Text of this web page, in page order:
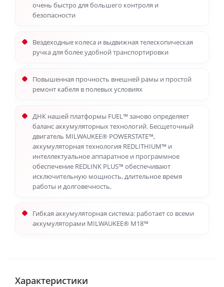
очень быстро для большего контроля и
безопасности
Вездеходные колеса и выдвижная телескопическая
ручка для более удобной транспортировки
Повышенная прочность внешней рамы и простой
ремонт кабеля в полевых условиях
ДНК нашей платформы FUEL™ заново определяет
баланс аккумуляторных технологий. Бесщеточный
двигатель MILWAUKEE® POWERSTATE™,
аккумуляторная технология REDLITHIUM™ и
интеллектуальное аппаратное и программное
обеспечение REDLINK PLUS™ обеспечивают
исключительную мощность, длительное время
работы и долговечность.
Гибкая аккумуляторная система: работает со всеми
аккумуляторами MILWAUKEE® M18™
Характеристики